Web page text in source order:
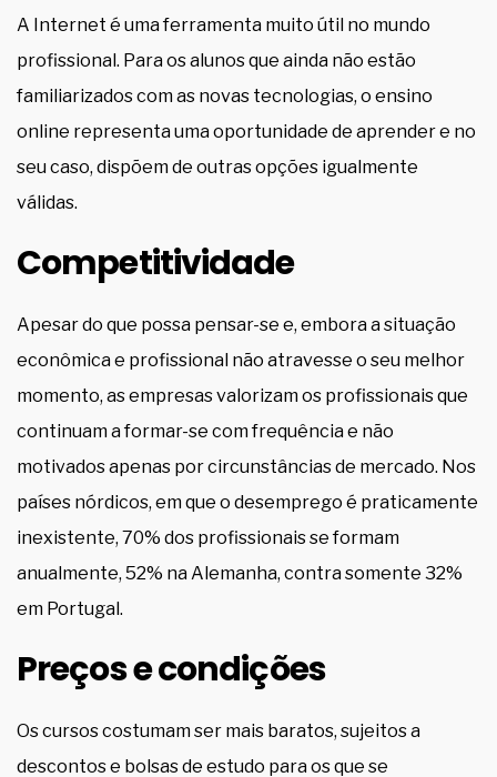
A Internet é uma ferramenta muito útil no mundo
profissional. Para os alunos que ainda não estão
familiarizados com as novas tecnologias, o ensino
online representa uma oportunidade de aprender e no
seu caso, dispõem de outras opções igualmente
válidas.
Competitividade
Apesar do que possa pensar-se e, embora a situação
econômica e profissional não atravesse o seu melhor
momento, as empresas valorizam os profissionais que
continuam a formar-se com frequência e não
motivados apenas por circunstâncias de mercado. Nos
países nórdicos, em que o desemprego é praticamente
inexistente, 70% dos profissionais se formam
anualmente, 52% na Alemanha, contra somente 32%
em Portugal.
Preços e condições
Os cursos costumam ser mais baratos, sujeitos a
descontos e bolsas de estudo para os que se